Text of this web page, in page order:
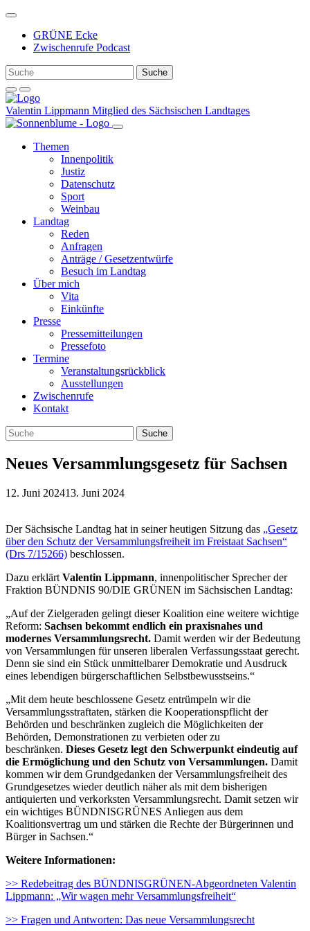
Weiter
Inhalt
GRÜNE Ecke
Zwischenrufe Podcast
Valentin Lippmann Mitglied des Sächsischen Landtages
Themen
Innenpolitik
Justiz
Datenschutz
Sport
Weinbau
Landtag
Reden
Anfragen
Anträge / Gesetzentwürfe
Besuch im Landtag
Über mich
Vita
Einkünfte
Presse
Pressemitteilungen
Pressefoto
Termine
Veranstaltungsrückblick
Ausstellungen
Zwischenrufe
Kontakt
Neues Versammlungsgesetz für Sachsen
12. Juni 202413. Juni 2024
Der Sächsische Landtag hat in seiner heutigen Sitzung das „Gesetz
über den Schutz der Versammlungsfreiheit im Freistaat Sachsen“
(Drs 7/15266) beschlossen.
Dazu erklärt Valentin Lippmann, innenpolitischer Sprecher der
Fraktion BÜNDNIS 90/DIE GRÜNEN im Sächsischen Landtag:
„Auf der Zielgeraden gelingt dieser Koalition eine weitere wichtige
Reform: Sachsen bekommt endlich ein praxisnahes und
modernes Versammlungsrecht. Damit werden wir der Bedeutung
von Versammlungen für unseren liberalen Verfassungsstaat gerecht.
Denn sie sind ein Stück unmittelbarer Demokratie und Ausdruck
eines lebendigen bürgerschaftlichen Selbstbewusstseins.“
„Mit dem heute beschlossene Gesetz entrümpeln wir die
Versammlungsstraftaten, stärken die Kooperationspflicht der
Behörden und beschränken zugleich die Möglichkeiten der
Behörden, Demonstrationen zu verbieten oder zu
beschränken. Dieses Gesetz legt den Schwerpunkt eindeutig auf
die Ermöglichung und den Schutz von Versammlungen. Damit
kommen wir dem Grundgedanken der Versammlungsfreiheit des
Grundgesetzes wieder deutlich näher als mit dem bisherigen
antiquierten und verkorksten Versammlungsrecht. Damit setzen wir
ein wichtiges BÜNDNISGRÜNES Anliegen aus dem
Koalitionsvertrag um und stärken die Rechte der Bürgerinnen und
Bürger in Sachsen.“
Weitere Informationen:
>> Redebeitrag des BÜNDNISGRÜNEN-Abgeordneten Valentin
Lippmann: „Wir wagen mehr Versammlungsfreiheit“
>> Fragen und Antworten: Das neue Versammlungsrecht